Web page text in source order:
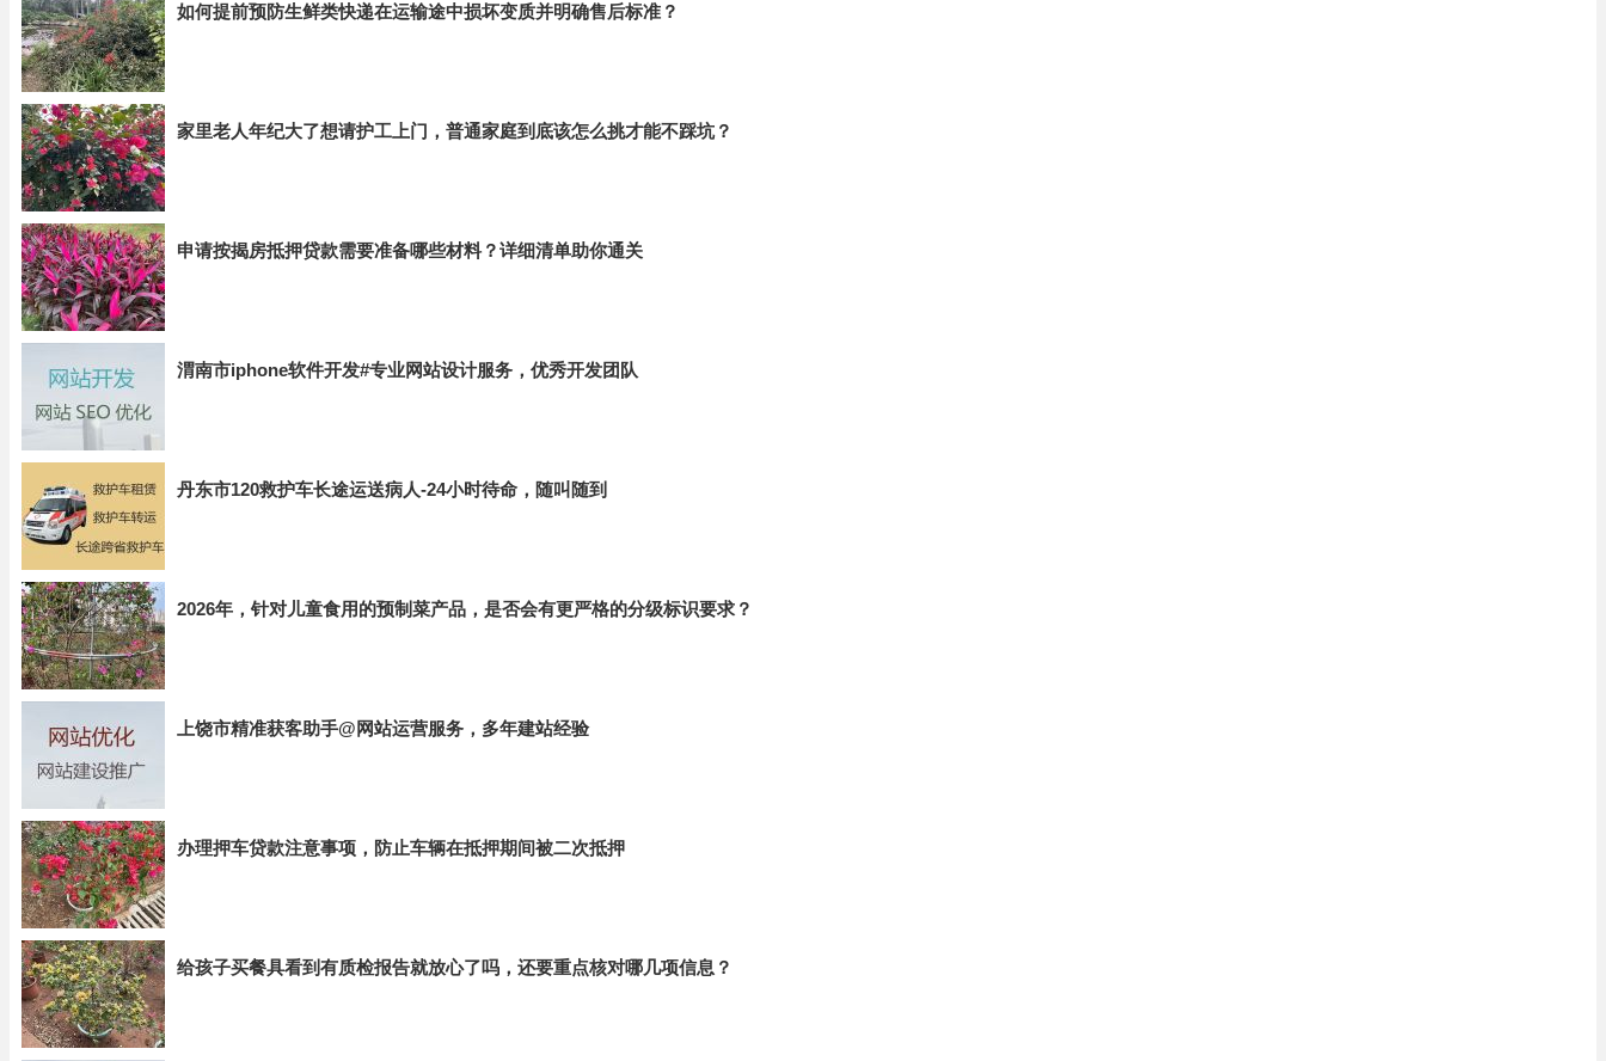
如何提前预防生鲜类快递在运输途中损坏变质并明确售后标准？
家里老人年纪大了想请护工上门，普通家庭到底该怎么挑才能不踩坑？
申请按揭房抵押贷款需要准备哪些材料？详细清单助你通关
渭南市iphone软件开发#专业网站设计服务，优秀开发团队
丹东市120救护车长途运送病人-24小时待命，随叫随到
2026年，针对儿童食用的预制菜产品，是否会有更严格的分级标识要求？
上饶市精准获客助手@网站运营服务，多年建站经验
办理押车贷款注意事项，防止车辆在抵押期间被二次抵押
给孩子买餐具看到有质检报告就放心了吗，还要重点核对哪几项信息？